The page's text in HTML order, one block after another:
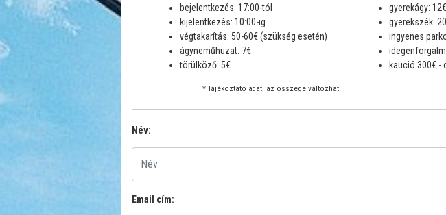
bejelentkezés: 17:00-tól
kijelentkezés: 10:00-ig
végtakarítás: 50-60€ (szükség esetén)
ágyneműhuzat: 7€
törülköző: 5€
gyerekágy: 12€
gyerekszék:
ingyenes
kaució 300€ -
* Tájékoztató adat, az összege változhat!
Név:
Email cím: